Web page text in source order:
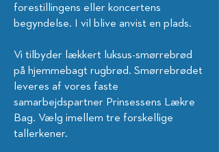
forestillingens eller koncertens
begyndelse. I vil blive anvist en plads.
Vi tilbyder lækkert luksus-smørrebrød
på hjemmebagt rugbrød. Smørrebrødet
leveres af vores faste
samarbejdspartner Prinsessens Lækre
Bag. Vælg imellem tre forskellige
tallerkener.